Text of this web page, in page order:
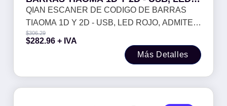
ROJO, ADMITE QR, DATA MATRIX,
PDF417, DISTANCIA DE 10MM A 60MM
MOD. QLC-2D02-02
QIAN ESCANER DE CODIGO DE BARRAS
TIAOMA 1D Y 2D - USB, LED ROJO, ADMITE
QR, DATA MATRIX, PDF417, DISTANCIA DE
10MM A 60MM MOD. QLC-2D02-02
$306.29
$282.96 + IVA
Más Detalles